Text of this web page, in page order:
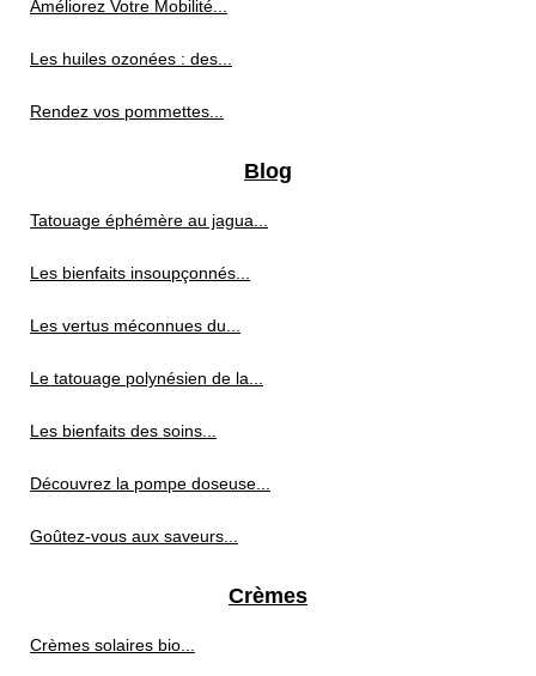
Améliorez Votre Mobilité...
Les huiles ozonées : des...
Rendez vos pommettes...
Blog
Tatouage éphémère au jagua...
Les bienfaits insoupçonnés...
Les vertus méconnues du...
Le tatouage polynésien de la...
Les bienfaits des soins...
Découvrez la pompe doseuse...
Goûtez-vous aux saveurs...
Crèmes
Crèmes solaires bio...